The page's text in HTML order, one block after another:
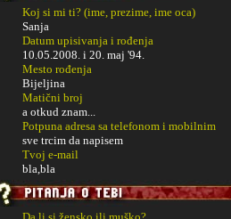
Koj si mi ti? (ime, prezime, ime oca)
Sanja
Datum upisivanja i rođenja
10.05.2008. i 20. maj '94.
Mesto rođenja
Bijeljina
Matični broj
a otkud znam...
Potpuna adresa sa telefonom i mobilnim
sve trcim da napisem
Tvoj e-mail
bla,bla